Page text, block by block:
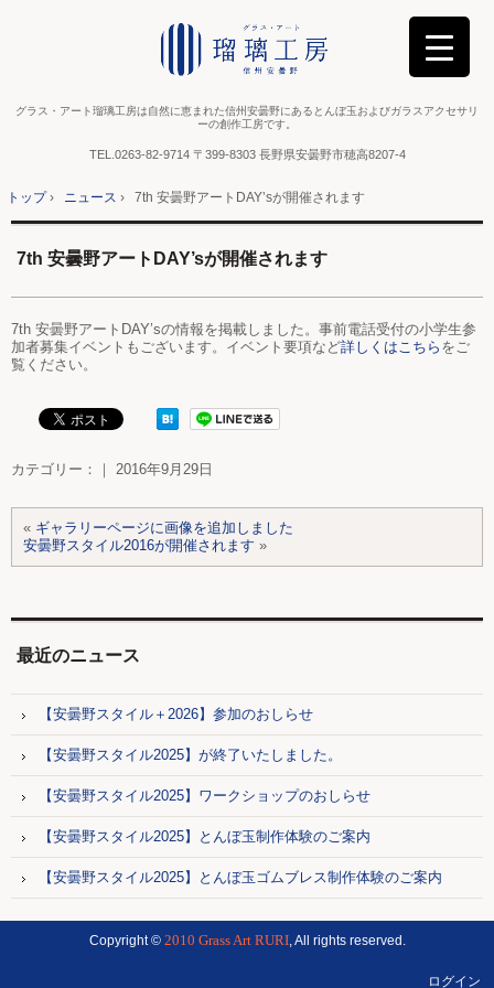
グラス・アート瑠璃工房は自然に恵まれた信州安曇野にあるとんぼ玉およびガラスアクセサリ
ーの創作工房です。
TEL. 0263-82-9714 〒399-8303 長野県安曇野市穂高8207-4
トップ› ニュース › 7th 安曇野アートDAY’sが開催されます
7th 安曇野アートDAY’sが開催されます
7th 安曇野アートDAY’sの情報を掲載しました。事前電話受付の小学生参
加者募集イベントもございます。イベント要項など詳しくはこちら をご
覧ください。
カテゴリー：｜ 2016年9月29日
« ギャラリーページに画像を追加しました
安曇野スタイル2016が開催されます »
最近のニュース
【安曇野スタイル＋2026】参加のおしらせ
【安曇野スタイル2025】が終了いたしました。
【安曇野スタイル2025】ワークショップのおしらせ
【安曇野スタイル2025】とんぼ玉制作体験のご案内
【安曇野スタイル2025】とんぼ玉ゴムブレス制作体験のご案内
Copyright © 2010 Grass Art RURI, All rights reserved.
ログイン